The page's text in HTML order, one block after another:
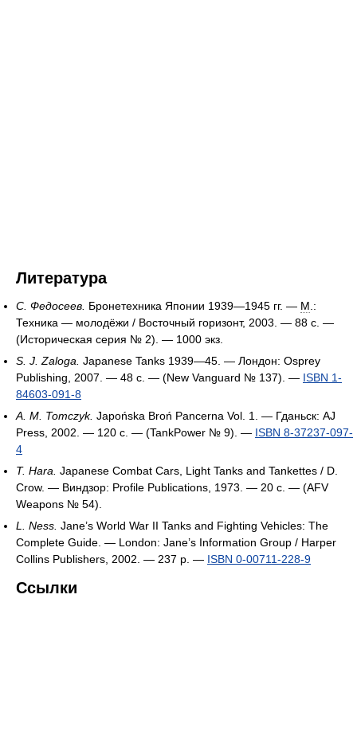
Литература
С. Федосеев. Бронетехника Японии 1939—1945 гг. — М .:
Техника — молодёжи / Восточный горизонт, 2003. — 88 с. —
(Историческая серия № 2). — 1000 экз.
S. J. Zaloga. Japanese Tanks 1939—45. — Лондон: Osprey
Publishing, 2007. — 48 с. — (New Vanguard № 137). — ISBN 1-
84603-091-8
A. M. Tomczyk. Japońska Broń Pancerna Vol. 1. — Гданьск: AJ
Press, 2002. — 120 с. — (TankPower № 9). — ISBN 8-37237-097-
4
T. Hara. Japanese Combat Cars, Light Tanks and Tankettes / D.
Crow. — Виндзор: Profile Publications, 1973. — 20 с. — (AFV
Weapons № 54).
L. Ness. Jane’s World War II Tanks and Fighting Vehicles: The
Complete Guide. — London: Jane’s Information Group / Harper
Collins Publishers, 2002. — 237 p. — ISBN 0-00711-228-9
Ссылки